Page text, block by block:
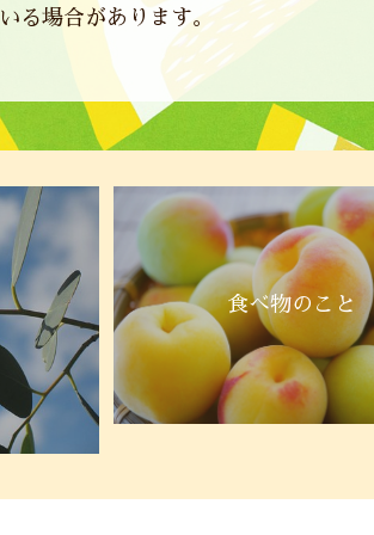
いる場合があります。
食べ物のこと